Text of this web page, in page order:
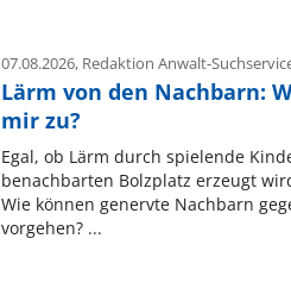
07.08.2026,Redaktion Anwalt-
Lärm von den Nachbarn:
mir zu?
Egal, ob Lärm durch spielende
benachbarten Bolzplatz erzeugt
Wie können genervte Nachbarn
vorgehen? ...